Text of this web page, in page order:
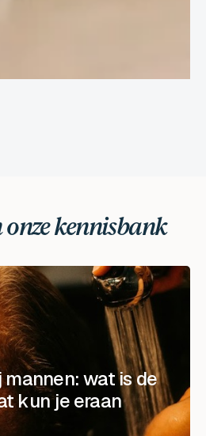
onze kennisbank
wat is de
kun je eraan